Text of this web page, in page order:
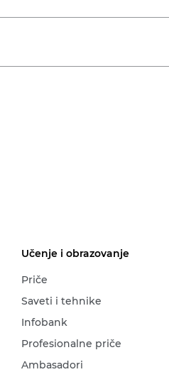
Učenje i obrazovanje
Priče
Saveti i tehnike
Infobank
Profesionalne priče
Ambasadori